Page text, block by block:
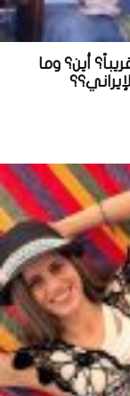
أين؟ وما